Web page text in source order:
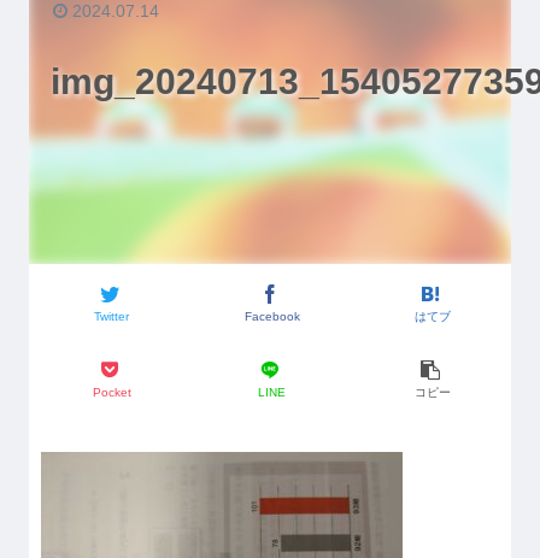
Twitter Facebook はてブ
Pocket LINE コピー
2024.07.14